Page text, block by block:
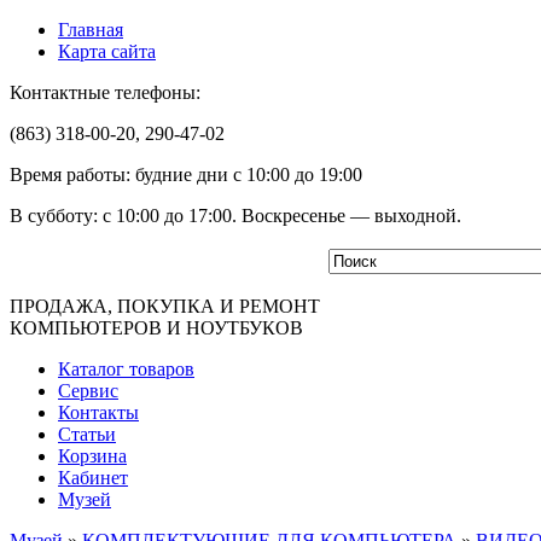
Главная
Карта сайта
Контактные телефоны:
(863) 318-00-20, 290-47-02
Время работы: будние дни с 10:00 до 19:00
В субботу: с 10:00 до 17:00. Воскресенье — выходной.
ПРОДАЖА, ПОКУПКА И РЕМОНТ
КОМПЬЮТЕРОВ И НОУТБУКОВ
Каталог товаров
Сервис
Контакты
Статьи
Корзина
Кабинет
Музей